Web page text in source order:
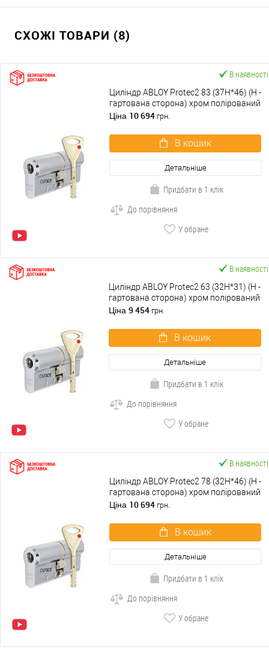
СХОЖІ ТОВАРИ (8)
В наявності
Циліндр ABLOY Protec2 83 (37H*46) (H -
гартована сторона) хром полірований
Ціна 10 694 грн.
В кошик
Детальніше
Придбати в 1 клік
До порівняння
У обране
В наявності
Циліндр ABLOY Protec2 63 (32H*31) (H -
гартована сторона) хром полірований
Ціна 9 454 грн.
В кошик
Детальніше
Придбати в 1 клік
До порівняння
У обране
В наявності
Циліндр ABLOY Protec2 78 (32H*46) (H -
гартована сторона) хром полірований
Ціна 10 694 грн.
В кошик
Детальніше
Придбати в 1 клік
До порівняння
У обране